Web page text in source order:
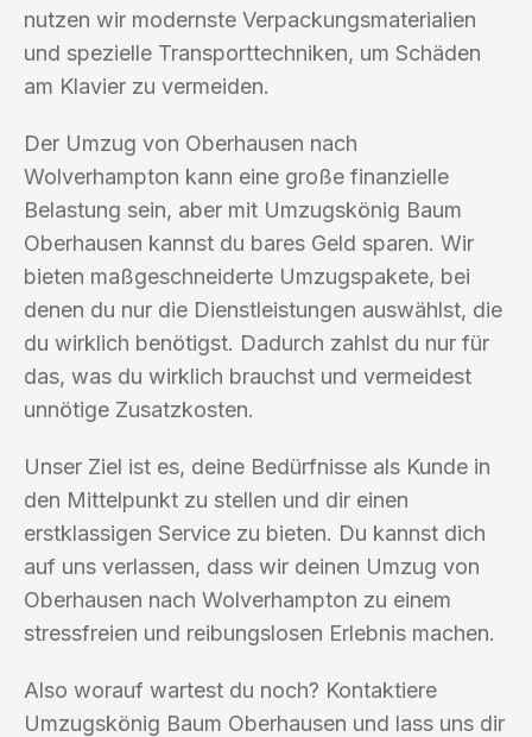
nutzen wir modernste Verpackungsmaterialien
und spezielle Transporttechniken, um Schäden
am Klavier zu vermeiden.
Der Umzug von Oberhausen nach
Wolverhampton kann eine große finanzielle
Belastung sein, aber mit Umzugskönig Baum
Oberhausen kannst du bares Geld sparen. Wir
bieten maßgeschneiderte Umzugspakete, bei
denen du nur die Dienstleistungen auswählst, die
du wirklich benötigst. Dadurch zahlst du nur für
das, was du wirklich brauchst und vermeidest
unnötige Zusatzkosten.
Unser Ziel ist es, deine Bedürfnisse als Kunde in
den Mittelpunkt zu stellen und dir einen
erstklassigen Service zu bieten. Du kannst dich
auf uns verlassen, dass wir deinen Umzug von
Oberhausen nach Wolverhampton zu einem
stressfreien und reibungslosen Erlebnis machen.
Also worauf wartest du noch? Kontaktiere
Umzugskönig Baum Oberhausen und lass uns dir